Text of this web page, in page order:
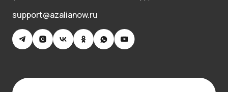
support@azalianow.ru